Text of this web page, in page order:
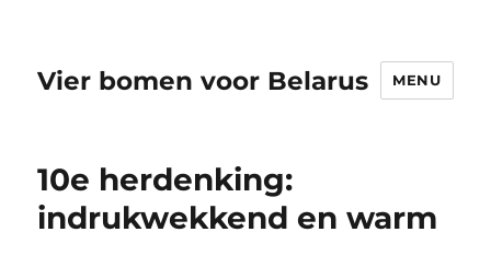
Vier bomen voor Belarus MENU
10e herdenking:
indrukwekkend en warm